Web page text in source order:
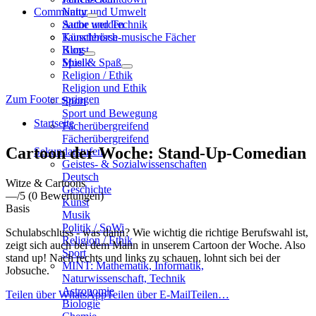
Natur und Umwelt
Sache und Technik
Künstlerisch-musische Fächer
Kunst
Musik
Religion / Ethik
Religion und Ethik
Sport
Sport und Bewegung
Fächerübergreifend
Fächerübergreifend
Sekundarstufen
Geistes- & Sozialwissenschaften
Deutsch
Geschichte
Kunst
Musik
Politik / SoWi
Religion / Ethik
Sport
MINT: Mathematik, Informatik,
Naturwissenschaft, Technik
Astronomie
Biologie
Community
Autor werden
Tauschbörse
Blog
Spiel & Spaß
Zum Footer springen
Startseite
Cartoon der Woche: Stand-Up-Comedian
Witze & Cartoons
—/5 (0 Bewertungen)
Basis
Schulabschluss - was dann? Wie wichtig die richtige Berufswahl ist,
zeigt sich auch bei dem Mann in unserem Cartoon der Woche. Also
stand up! Nach rechts und links zu schauen, lohnt sich bei der
Jobsuche.
Teilen über WhatsAppTeilen über E-MailTeilen…